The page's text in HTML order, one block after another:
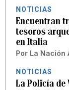
NOTICIAS
Encuentran
tesoros
en Italia
Por La Nación
NOTICIAS
La Policía de